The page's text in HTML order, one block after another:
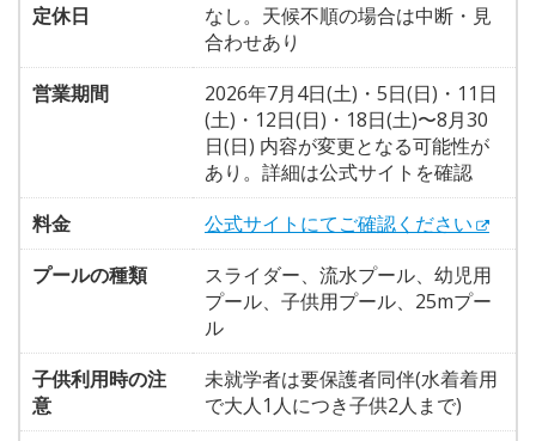
定休日
なし。天候不順の場合は中断・見
合わせあり
営業期間
2026年7月4日(土)・5日(日)・11日
(土)・12日(日)・18日(土)〜8月30
日(日) 内容が変更となる可能性が
あり。詳細は公式サイトを確認
料金
公式サイトにてご確認ください
プールの種類
スライダー、流水プール、幼児用
プール、子供用プール、25mプー
ル
子供利用時の注
意
未就学者は要保護者同伴(水着着用
で大人1人につき子供2人まで)